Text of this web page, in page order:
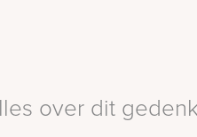
over dit